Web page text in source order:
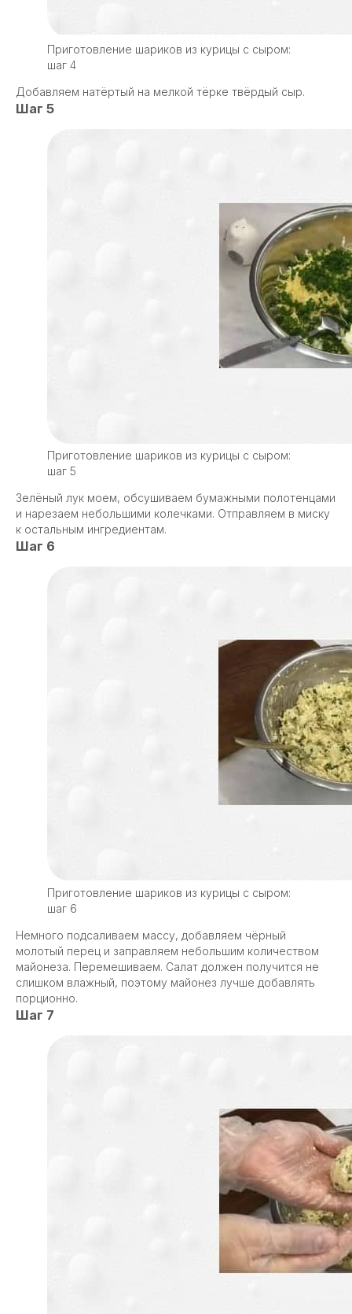
Приготовление шариков из курицы с сыром:
шаг 4
Добавляем натёртый на мелкой тёрке твёрдый сыр.
Шаг 5
Приготовление шариков из курицы с сыром:
шаг 5
Зелёный лук моем, обсушиваем бумажными полотенцами
и нарезаем небольшими колечками. Отправляем в миску
к остальным ингредиентам.
Шаг 6
Приготовление шариков из курицы с сыром:
шаг 6
Немного подсаливаем массу, добавляем чёрный
молотый перец и заправляем небольшим количеством
майонеза. Перемешиваем. Салат должен получится не
слишком влажный, поэтому майонез лучше добавлять
порционно.
Шаг 7